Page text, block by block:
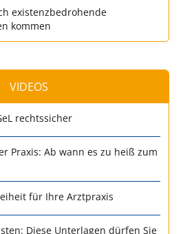
existenzbedrohende
kommen
VIDEOS
rechtssicher
Praxis: Ab wann es zu heiß zum
für Ihre Arztpraxis
Diese Unterlagen dürfen Sie